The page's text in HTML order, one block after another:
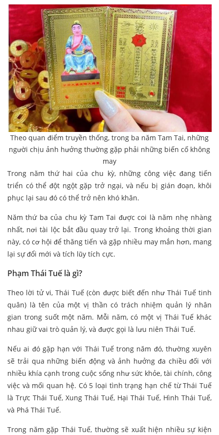
Theo quan điểm truyền thống, trong ba năm Tam Tai, những
người chịu ảnh hưởng thường gặp phải những biến cố không
may
Trong năm thứ hai của chu kỳ, những công việc đang tiến
triển có thể đột ngột gặp trở ngại, và nếu bị gián đoạn, khôi
phục lại sau đó có thể trở nên khó khăn.
Năm thứ ba của chu kỳ Tam Tai được coi là năm nhẹ nhàng
nhất, nơi tài lộc bắt đầu quay trở lại. Trong khoảng thời gian
này, có cơ hội để thăng tiến và gặp nhiều may mắn hơn, mang
lại sự đổi mới và tích lũy tích cực.
Phạm Thái Tuế là gì?
Theo lời tử vi, Thái Tuế (còn được biết đến như Thái Tuế tinh
quân) là tên của một vị thần có trách nhiệm quản lý nhân
gian trong suốt một năm. Mỗi năm, có một vị Thái Tuế khác
nhau giữ vai trò quản lý, và được gọi là lưu niên Thái Tuế.
Nếu ai đó gặp hạn với Thái Tuế trong năm đó, thường xuyên
sẽ trải qua những biến động và ảnh hưởng đa chiều đối với
nhiều khía cạnh trong cuộc sống như sức khỏe, tài chính, công
việc và mối quan hệ. Có 5 loại tình trạng hạn chế từ Thái Tuế
là Trực Thái Tuế, Xung Thái Tuế, Hại Thái Tuế, Hình Thái Tuế,
và Phá Thái Tuế.
Trong năm gặp Thái Tuế, thường sẽ xuất hiện nhiều sự kiện